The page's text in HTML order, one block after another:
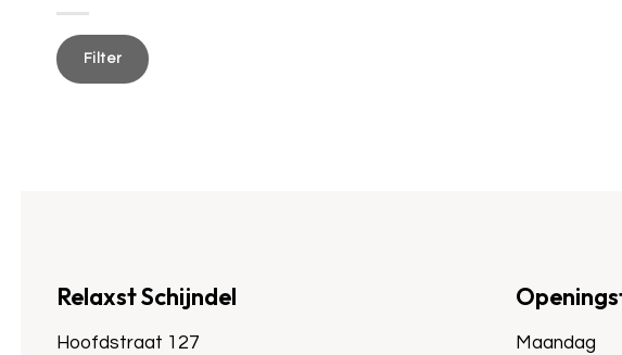
Min.
prijs
Max.
prijs Filter
Relaxst Schijndel
Hoofdstraat 127
Maandag